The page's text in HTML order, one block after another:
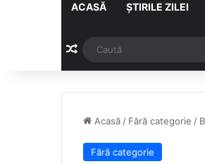
ACASĂ ȘTIRILE ZILEI
Articol aleatoriu
Acasă / Fără categorie /
Fără categorie